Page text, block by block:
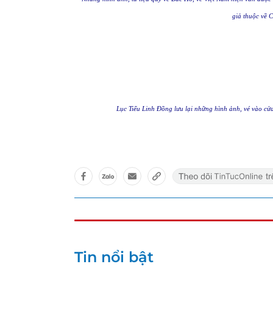
giả thuộc về
Lục Tiểu Linh Đồng lưu lại những hình ảnh, vé vào
Tin nổi bật